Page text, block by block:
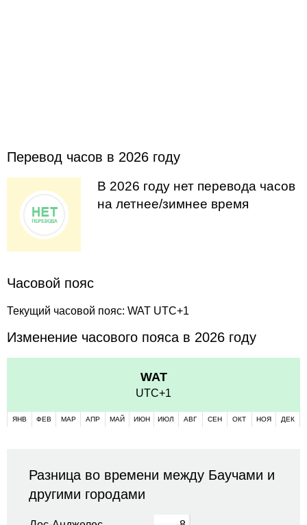
Перевод часов в 2026 году
В 2026 году нет перевода часов
на летнее/зимнее время
Часовой пояс
Текущий часовой пояс: WAT UTC+1
Изменение часового пояса в 2026 году
WAT
UTC+1
ЯНВ ФЕВ МАР АПР МАЙ ИЮН ИЮЛ АВГ СЕН ОКТ НОЯ ДЕК
Разница во времени между Баучами и
другими городами